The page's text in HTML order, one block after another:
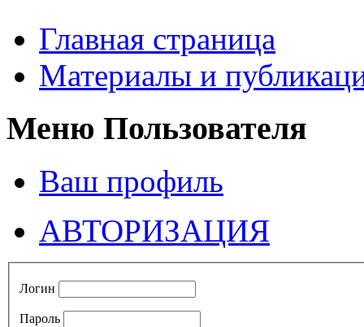
Главная страница
Материалы и
Меню Пользователя
Ваш профиль
АВТОРИЗАЦИЯ
Логин
Пароль